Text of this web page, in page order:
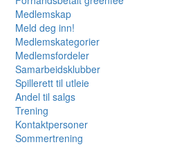
Medlemskap
Meld deg inn!
Medlemskategorier
Medlemsfordeler
Samarbeidsklubber
Spillerett til utleie
Andel til salgs
Trening
Kontaktpersoner
Sommertrening